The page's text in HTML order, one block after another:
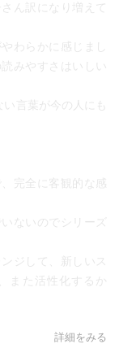
ん訳になり増えて
わらかに感じまし
みやすさはいしい
い言葉が今の人にも
完全に客観的な感
ないのでシリーズ
ジして、新しいス
また活性化するか
詳細をみる